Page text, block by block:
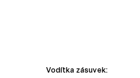
Vodítka zásuvek: